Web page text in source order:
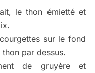
le thon émietté et
sur le fond
par dessus.
de gruyère et